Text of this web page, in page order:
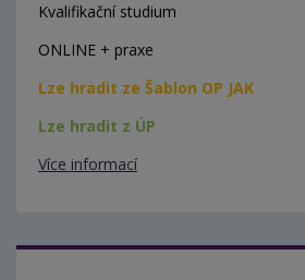
Kvalifikační studium
ONLINE + praxe
Lze hradit ze Šablon OP JAK
Lze hradit z ÚP
Více informací